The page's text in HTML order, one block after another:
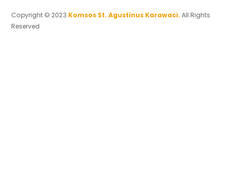
Copyright © 2023 Komsos St. Agustinus Karawaci. All Rights
Reserved